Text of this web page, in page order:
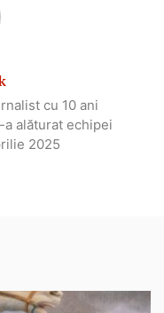
cu 10 ani
alăturat echipei
2025